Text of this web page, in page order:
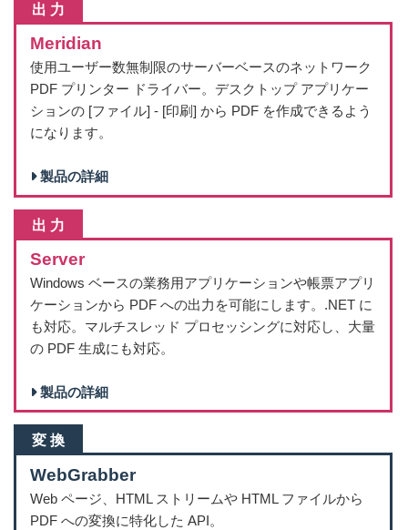
2019/9/6
2019/8/2
ActivePDF WebGrabber 8.1.2 リリース
2019/7/15
ActivePDF Toolkit 9.1.0 リリース
2019/6/15
2019/5/15
ActivePDF DocConverter 10.2.0 リリース
2019/4/22
2019/3/29
ActivePDF Toolkit 8.1.5 リリース
2019/3/27
2019/1/14
ActivePDF Toolkit 8.1.4 リリース
2018/12/20
ActivePDF WebGrabber 8.1.0 リリース
2018/12/5
ActivePDF DocConverter 10.1.1 リリース
2018/10/26
ActivePDF Xtractor 8.1.1 リリース
2018/10/18
ActivePDF Server 8.1.1 リリース
2018/10/4
2018/9/10
ActivePDF Toolkit 8.1.3 リリース
出 力
Meridian
使用ユーザー数無制限のサーバーベースのネットワーク
PDF プリンター ドライバー。デスクトップ アプリケー
ションの [ファイル] - [印刷] から PDF を作成できるよう
になります。
製品の詳細
出 力
Server
Windows ベースの業務用アプリケーションや帳票アプリ
ケーションから PDF への出力を可能にします。.NET に
も対応。マルチスレッド プロセッシングに対応し、大量
の PDF 生成にも対応。
製品の詳細
変 換
WebGrabber
Web ページ、HTML ストリームや HTML ファイルから
PDF への変換に特化した API。